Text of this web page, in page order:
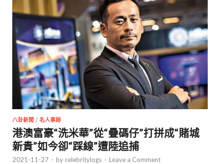
八卦新聞 / 名人事跡
港澳富豪“洗米華”從“疊碼仔”打拼成“賭城
新貴”如今卻“踩線”遭陸追捕
2021-11-27 - by celebritylogs - Leave a Comment